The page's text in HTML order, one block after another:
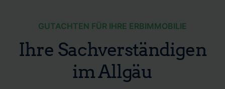
GUTACHTEN FÜR IHRE ERBIMMOBILIE
Ihre Sachverständigen
im Allgäu